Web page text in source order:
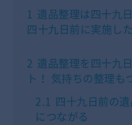
1 遺品整理は四十九
四十九日前に実施し
2 遺品整理を四十九
ト！ 気持ちの整理も
2.1 四十九日前の
につながる